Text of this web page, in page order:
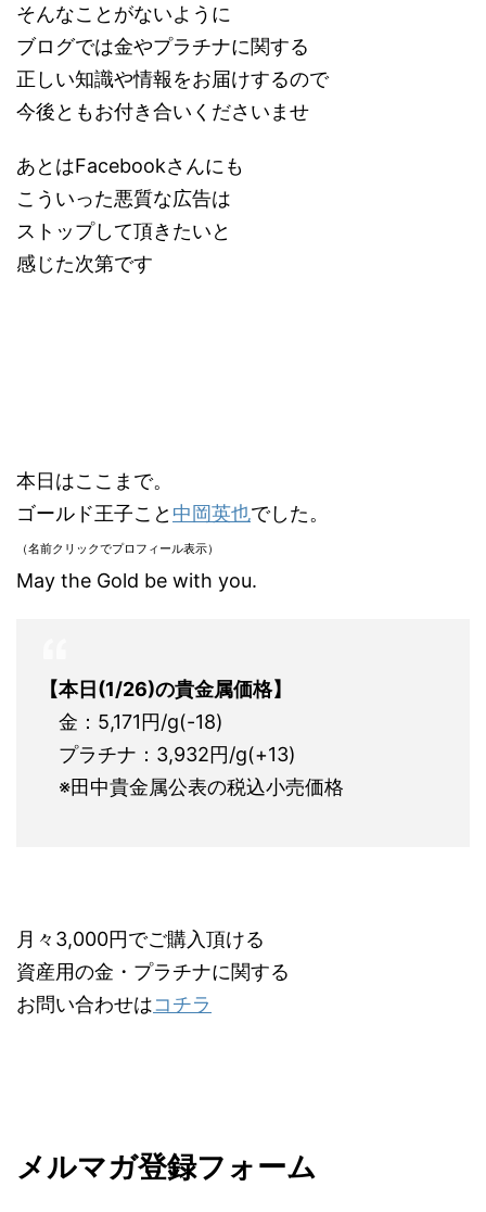
そんなことがないように
ブログでは金やプラチナに関する
正しい知識や情報をお届けするので
今後ともお付き合いくださいませ
あとはFacebookさんにも
こういった悪質な広告は
ストップして頂きたいと
感じた次第です
本日はここまで。
ゴールド王子こと 中岡英也でした。
（名前クリックでプロフィール表示）
May the Gold be with you.
【本日(1/26)の貴金属価格】
金：5,171円/g(-18)
プラチナ：3,932円/g(+13)
※田中貴金属公表の税込小売価格
月々3,000円でご購入頂ける
資産用の金・プラチナに関する
お問い合わせはコチラ
メルマガ登録フォーム